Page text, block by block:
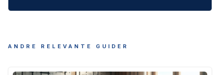
ANDRE RELEVANTE GUIDER